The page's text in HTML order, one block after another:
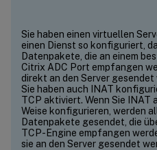
Sie haben einen virtuellen
einen Dienst so konfiguriert,
Datenpakete, die an einem
Citrix ADC Port empfangen
direkt an den Server gesendet
Sie haben auch INAT
TCP aktiviert. Wenn Sie INAT
Weise konfigurieren, werden
Datenpakete gesendet, die
TCP-Engine empfangen
sie an den Server gesendet